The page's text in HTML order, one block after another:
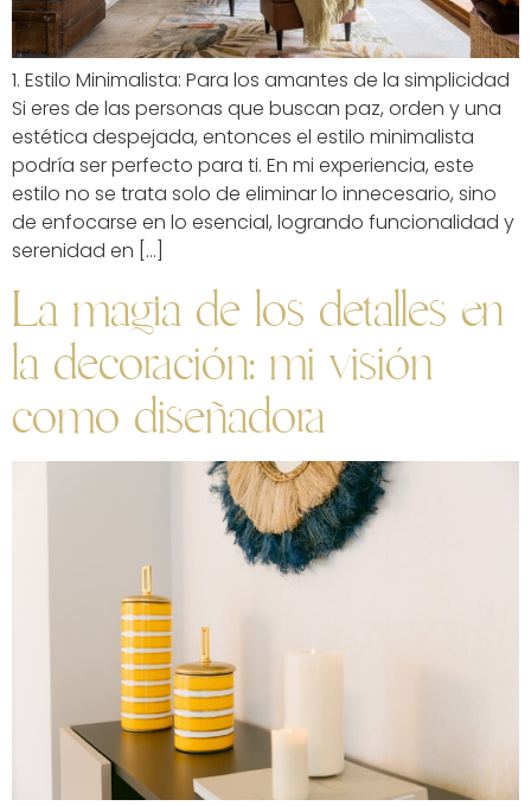
1. Estilo Minimalista: Para los amantes de la simplicidad
Si eres de las personas que buscan paz, orden y una
estética despejada, entonces el estilo minimalista
podría ser perfecto para ti. En mi experiencia, este
estilo no se trata solo de eliminar lo innecesario, sino
de enfocarse en lo esencial, logrando funcionalidad y
serenidad en […]
La magia de los detalles en
la decoración: mi visión
como diseñadora